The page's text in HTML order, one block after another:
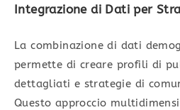
Integrazione di Dati per
La combinazione di dati
permette di creare profili di
dettagliati e strategie di
Questo approccio